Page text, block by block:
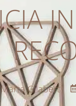
Gilabert